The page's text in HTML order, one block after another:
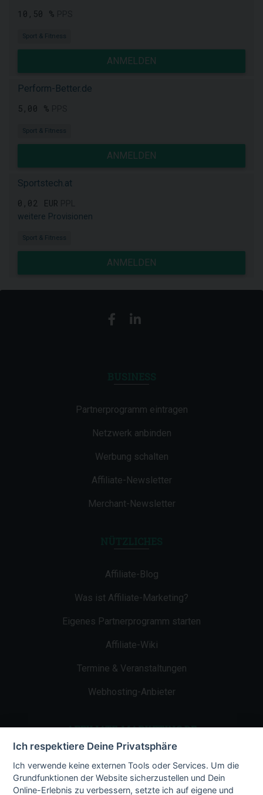
10,50 %
Sport & Fitness
ANMELDEN
Perform-Better.de
5,00 %
Sport & Fitness
ANMELDEN
Sportstech.at
0,02 EUR
weitere Provisionen
Sport & Fitness
ANMELDEN
Partnerprogramm eintragen
Netzwerk anbinden
Werbung schalten
Affiliate-Newsletter
Merchant-Newsletter
Affiliate-Blog
Was ist Affiliate-Marketing?
Eigenes Partnerprogramm starten
Affiliate-Wiki
Termine & Veranstaltungen
Webhosting-Anbieter
AFFILIATE-MARKETING.DE
Impressum
Kontakt
Ich respektiere Deine Privatsphäre
Ich verwende keine externen Tools oder Services. Um die
Grundfunktionen der Website sicherzustellen und Dein
Online-Erlebnis zu verbessern, setzte ich auf eigene und